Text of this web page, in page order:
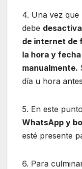
4. Una vez que
debe
de internet de
la hora y fecha
manualmente.
día u hora
5. En este
WhatsApp y
esté presente
6. Para